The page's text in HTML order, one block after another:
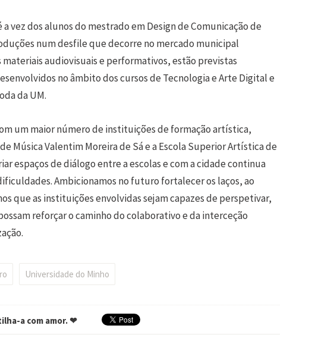
vez dos alunos do mestrado em Design de Comunicação de
num desfile que decorre no mercado municipal
materiais audiovisuais e performativos, estão previstas
no âmbito dos cursos de Tecnologia e Arte Digital e
da UM.
um maior número de instituições de formação artística,
Música Valentim Moreira de Sá e a Escola Superior Artística de
espaços de diálogo entre a escolas e com a cidade continua
Ambicionamos no futuro fortalecer os laços, ao
que as instituições envolvidas sejam capazes de perspetivar,
reforçar o caminho do colaborativo e da interceção
Universidade do Minho
a com amor. ❤